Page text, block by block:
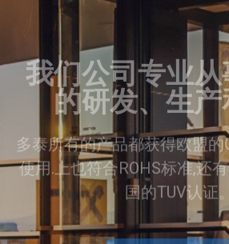
我们公司专业
的研发、生
多泰所有的产品都获得欧盟的
使用.上也符合ROHS标准,还
国的TUV认证
联系我们